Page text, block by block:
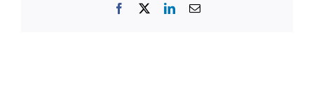
Facebook LinkedIn
E-